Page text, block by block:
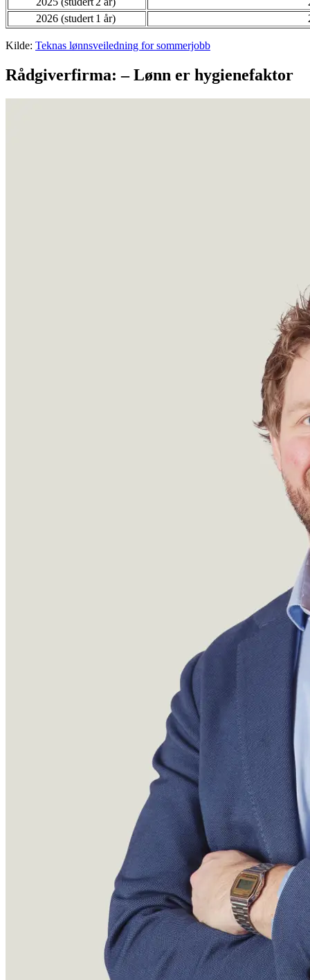
2026 (studert 1 år)
Kilde: Teknas lønnsveiledning for sommerjobb
Rådgiverfirma: – Lønn er hygienefaktor